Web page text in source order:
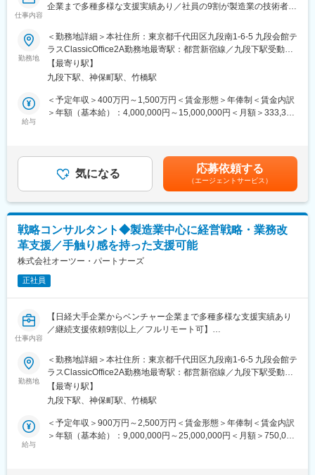
仕事内容
企業まで多種多様な支援実績あり／社員の9割が製造業の技術者出
可】
■業務内容：
・製造業の支援全般…戦略策定、改革企画、改革実行支援（例…
設計改革、生産改革）
・DX支援…企画構想グランドデザイン、スマートファクトリー構
築、設計自動化等
・新規事業開発支援…製造業のサービス化、デジタル／データ利
など
■当ポジションの魅力：
す。
■当社について：
業に向けてDX支援、新規事業支援といったコンサルティング事業
と、新製品開発や新規生産設備導入等製造業におけるプロジェク
社の事業拡大に伴い、一緒に製造業を盛り上げていける仲間を募
集致します。
■評価制度：
職位ごとに必要なスキルを明確にしそれに基づいて昇進の基準を
定め、評価機会は年2回です。勤続年数や年齢ではなくスキルや成
果を主な評価基準としています。
■プロジェクトアサインについて：
個人の意志やミッションをサポートするため、1on1やキャリア面
勤務地
＜勤務地詳細＞本社住所：東京都千代田区九段南1-6-5 九段会館テ
ラスClassicOffice2A勤務地最寄駅：都営新宿線／九段下駅受動喫
煙対策：屋内全面禁煙
【最寄り駅】
九段下駅、神保町駅、竹橋駅
給与
＜予定年収＞400万円～1,500万円＜賃金形態＞年俸制＜賃金内訳
＞年額（基本給）：4,000,000円～15,000,000円＜月額＞333,333
き決定）■賞与：年2回 （業績により支給）賃金はあくまでも目安
の金額であり、選考を通じて上下する可能性があります。月給(月
額)は固定手当を含めた表記です。
気になる 応募依頼する
（エージェントサービス）
戦略コンサルタント◆製造業中心に経営戦略・業務改
革支援／手触り感を持った支援可能
株式会社オーツー・パートナーズ
正社員
仕事内容
【日経大手企業からベンチャー企業まで多種多様な支援実績あり
／継続支援依頼9割以上／フルリモート可】
■採用背景：
上場準備による増員です。現在日系大手～スタートアップの製造
業の業務改善案件だけでなく、経営戦略や事業戦略に関する案件
を多くいただいています。当社の9割が製造業出身のメンバーのた
め、経営戦略に関するコンサルティングを実施できるメンバーが
案件に対して少ない状況です。本ポジションでは戦略案件をハン
ズオンで担当し、案件だけでなく会社全体をリードできる人材を
募集します。
勤務地
＜勤務地詳細＞本社住所：東京都千代田区九段南1-6-5 九段会館テ
ラスClassicOffice2A勤務地最寄駅：都営新宿線／九段下駅受動喫
煙対策：屋内全面禁煙変更の範囲：備考記載
【最寄り駅】
九段下駅、神保町駅、竹橋駅
給与
＜予定年収＞900万円～2,500万円＜賃金形態＞年俸制＜賃金内訳
＞年額（基本給）：9,000,000円～25,000,000円＜月額＞750,000